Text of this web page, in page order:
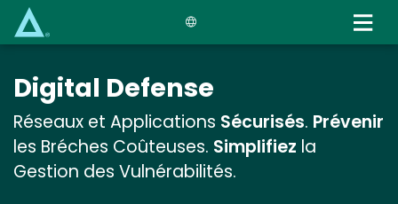
Digital Defense
Réseaux et Applications Sécurisés. Prévenir
les Bréches Coûteuses. Simplifiez la
Gestion des Vulnérabilités.